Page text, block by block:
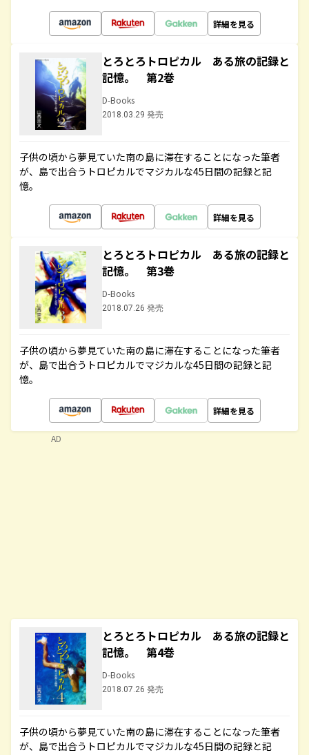
詳細を見る
とろとろトロピカル ある旅の記録と
記憶。 第2巻
D-Books
2018.03.29 発売
子供の頃から夢見ていた南の島に滞在することになった筆者
が、島で出合うトロピカルでマジカルな45日間の記録と記
憶。
詳細を見る
とろとろトロピカル ある旅の記録と
記憶。 第3巻
D-Books
2018.07.26 発売
子供の頃から夢見ていた南の島に滞在することになった筆者
が、島で出合うトロピカルでマジカルな45日間の記録と記
憶。
詳細を見る
とろとろトロピカル ある旅の記録と
記憶。 第4巻
D-Books
2018.07.26 発売
子供の頃から夢見ていた南の島に滞在することになった筆者
が、島で出合うトロピカルでマジカルな45日間の記録と記
AD